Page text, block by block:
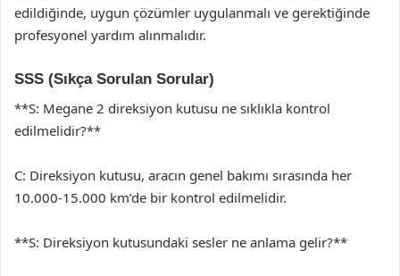
edildiğinde, uygun çözümler uygulanmalı ve gerektiğinde
profesyonel yardım alınmalıdır.
SSS (Sıkça Sorulan Sorular)
**S: Megane 2 direksiyon kutusu ne sıklıkla kontrol
edilmelidir?**
C: Direksiyon kutusu, aracın genel bakımı sırasında her
10.000-15.000 km’de bir kontrol edilmelidir.
**S: Direksiyon kutusundaki sesler ne anlama gelir?**